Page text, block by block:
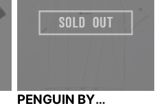
PENGUIN BY